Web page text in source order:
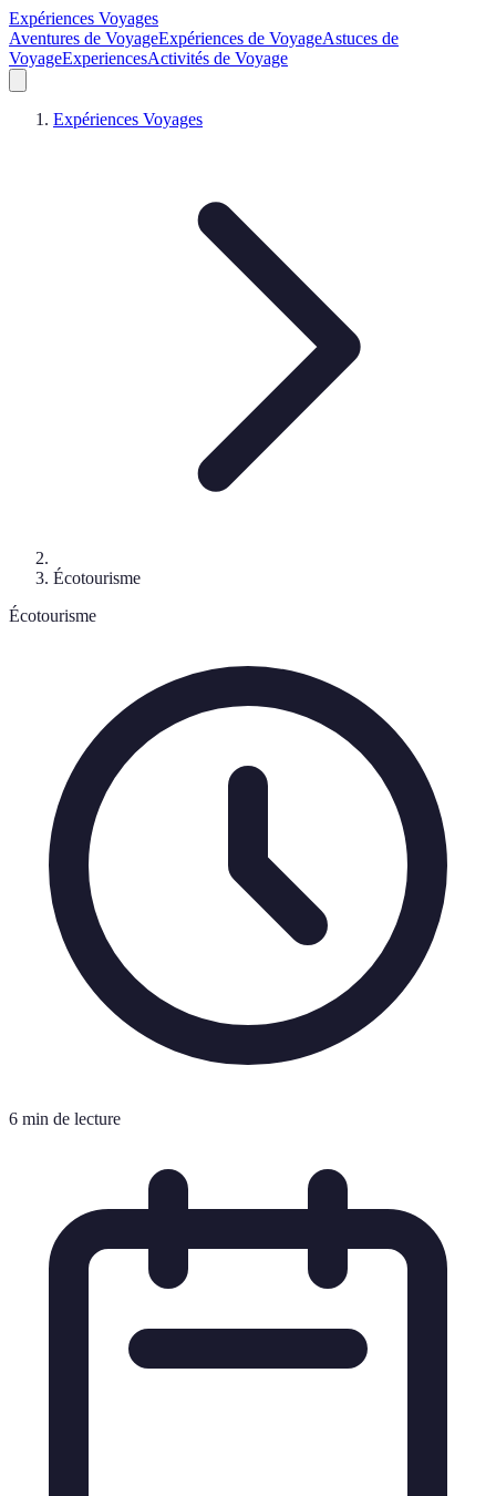
Expériences Voyages
Aventures de VoyageExpériences de VoyageAstuces de
VoyageExperiencesActivités de Voyage
Expériences Voyages
Écotourisme
Écotourisme
6 min de lecture